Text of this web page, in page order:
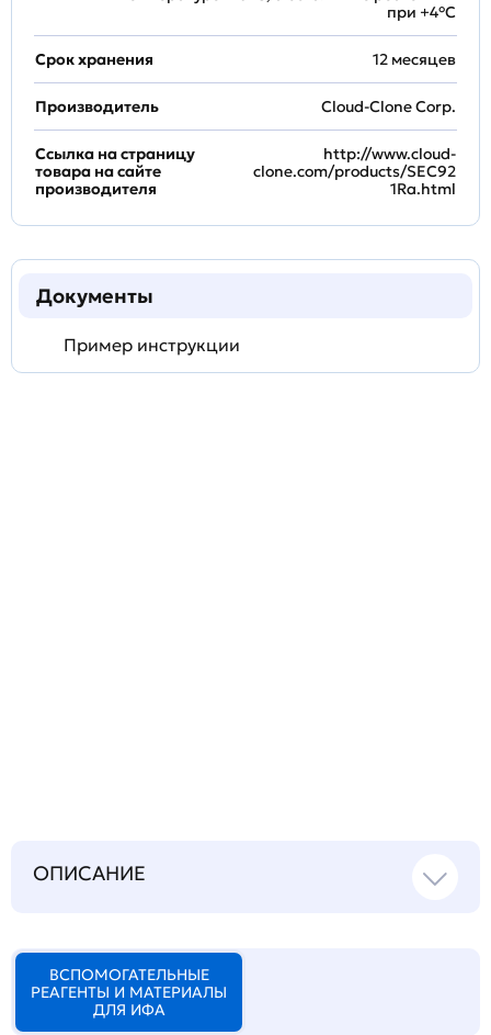
при +4°С
Срок хранения 12 месяцев
Производитель Cloud-Clone Corp.
Ссылка на страницу
товара на сайте
производителя
http://www.cloud-
clone.com/products/SEC92
1Ra.html
Документы
Пример инструкции
ОПИСАНИЕ
ВСПОМОГАТЕЛЬНЫЕ
РЕАГЕНТЫ И МАТЕРИАЛЫ
ДЛЯ ИФА